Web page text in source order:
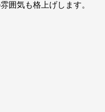
囲気も格上げします。